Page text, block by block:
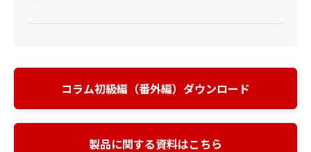
コラム初級編（番外編）ダウンロード
製品に関する資料はこちら